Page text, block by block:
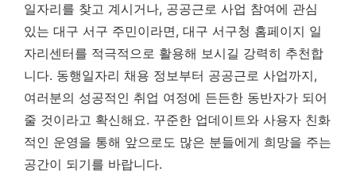
일자리를 찾고 계시거나, 공공근로 사업 참여에 관심
있는 대구 서구 주민이라면, 대구 서구청 홈페이지 일
자리센터를 적극적으로 활용해 보시길 강력히 추천합
니다. 동행일자리 채용 정보부터 공공근로 사업까지,
여러분의 성공적인 취업 여정에 든든한 동반자가 되어
줄 것이라고 확신해요. 꾸준한 업데이트와 사용자 친화
적인 운영을 통해 앞으로도 많은 분들에게 희망을 주는
공간이 되기를 바랍니다.